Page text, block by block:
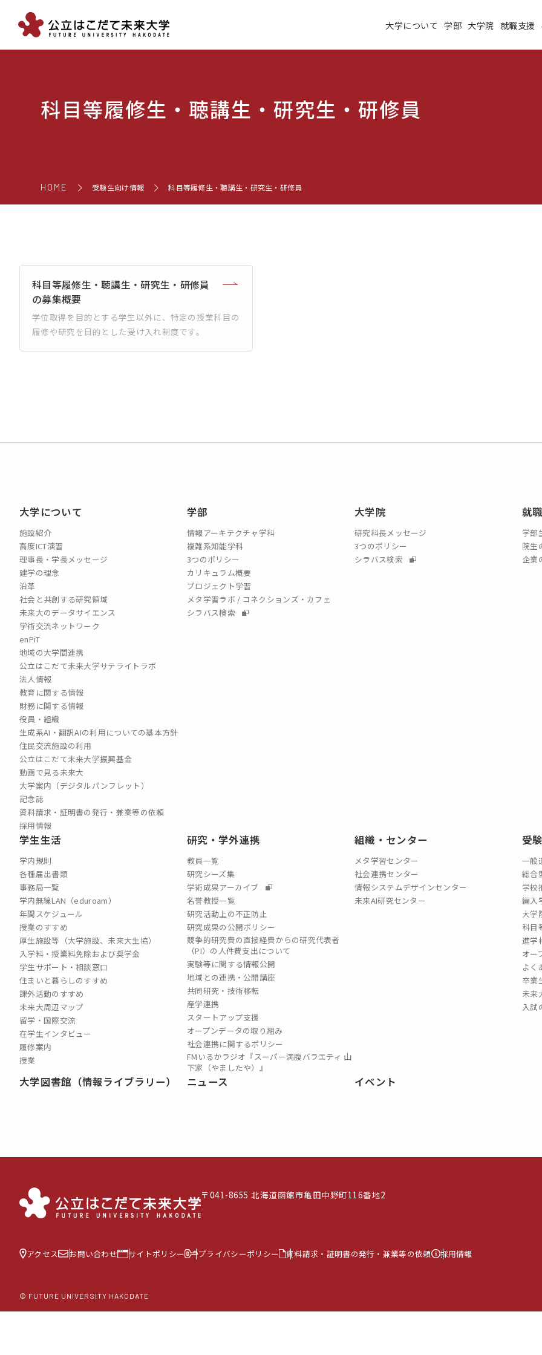
大学について 学部 大学院 就職支援
建学の理念
地域の大学間連携
科目等履修生・聴講生・研究生・研修員
HOME 受験生向け情報 科目等履修生・聴講生・研究生・研修員
科目等履修生・聴講生・研究生・研修員
の募集概要
学位取得を目的とする学生以外に、特定の授業科目の
履修や研究を目的とした受け入れ制度です。
大学について
施設紹介
高度ICT演習
理事長・学長メッセージ
建学の理念
沿革
社会と共創する研究領域
未来大のデータサイエンス
学術交流ネットワーク
enPiT
地域の大学間連携
公立はこだて未来大学サテライトラボ
法人情報
教育に関する情報
財務に関する情報
役員・組織
生成系AI・翻訳AIの利用についての基本方針
住民交流施設の利用
公立はこだて未来大学振興基金
動画で見る未来大
大学案内（デジタルパンフレット）
記念誌
資料請求・証明書の発行・兼業等の依頼
採用情報
学部
情報アーキテクチャ学科
複雑系知能学科
3つのポリシー
カリキュラム概要
プロジェクト学習
メタ学習ラボ / コネクションズ・カフェ
シラバス検索
大学院
研究科長メッセージ
3つのポリシー
シラバス検索
就
学部
院生
企業
学生生活
学内規則
各種届出書類
事務局一覧
学内無線LAN（eduroam）
年間スケジュール
授業のすすめ
厚生施設等（大学施設、未来大生協）
入学料・授業料免除および奨学金
学生サポート・相談窓口
住まいと暮らしのすすめ
課外活動のすすめ
未来大周辺マップ
留学・国際交流
在学生インタビュー
履修案内
授業
研究・学外連携
教員一覧
研究シーズ集
学術成果アーカイブ
名誉教授一覧
研究活動上の不正防止
研究成果の公開ポリシー
競争的研究費の直接経費からの研究代表者
（PI）の⼈件費⽀出について
実験等に関する情報公開
地域との連携・公開講座
共同研究・技術移転
産学連携
スタートアップ支援
オープンデータの取り組み
社会連携に関するポリシー
FMいるかラジオ『スーパー満腹バラエティ 山
下家（やましたや）』
組織・センター
メタ学習センター
社会連携センター
情報システムデザインセンター
未来AI研究センター
受
一般
総合
学校
編入
大学
科目
進学
オー
よく
卒業
未来
入試
大学図書館（情報ライブラリー） ニュース イベント
〒041-8655 北海道函館市亀田中野町116番地2
アクセス お問い合わせ サイトポリシー プライバシーポリシー 資料請求・証明書の発行・兼業等の依頼 採用情報
© FUTURE UNIVERSITY HAKODATE